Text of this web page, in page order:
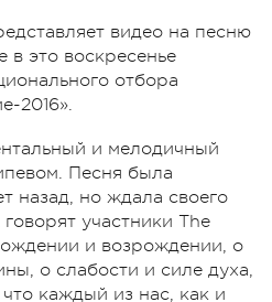
видео на песню
в это воскресенье
отбора
2016».
и мелодичный
Песня была
назад, но ждала своего
участники The
и возрождении, о
о слабости и силе духа,
каждый из нас, как и